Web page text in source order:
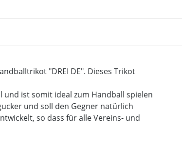
"DREI DE". Dieses Trikot
und ist somit ideal zum Handball spielen
und soll den Gegner natürlich
so dass für alle Vereins- und